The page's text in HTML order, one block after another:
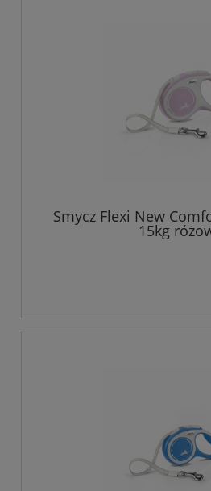
Smycz Flexi New
15kg